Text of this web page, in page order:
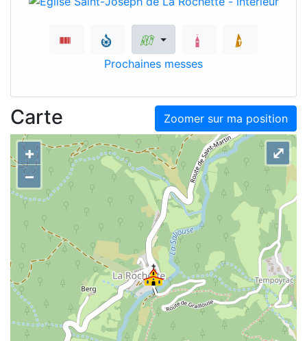
Prochaines messes
Zoomer sur ma position
Carte
+
–
⤢